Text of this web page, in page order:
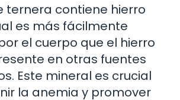
ternera contiene hierro
es más fácilmente
el cuerpo que el hierro
en otras fuentes
Este mineral es crucial
la anemia y promover